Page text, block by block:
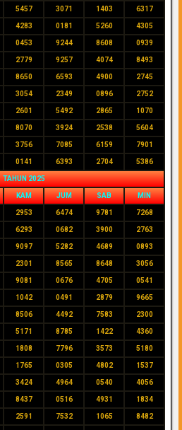
5457 3071 1403 6317
4283 0181 5260 4305
0453 9244 8608 0939
2779 9257 4074 8493
8650 6593 4900 2745
3054 2349 0896 2752
2601 5492 2865 1070
8070 3924 2538 5604
3756 7085 6159 7901
0141 6393 2704 5386
TAHUN 2025
KAM JUM SAB MIN
2953 6474 9781 7268
6293 0682 3900 2763
9097 5282 4689 0893
2301 8565 8648 3056
9081 0676 4705 0541
1042 0491 2879 9665
8506 4492 7583 2300
5171 8785 1422 4360
1808 7796 3573 5180
1765 0305 4802 1537
3424 4964 0540 4056
8437 0516 4931 1834
2591 7532 1065 8482